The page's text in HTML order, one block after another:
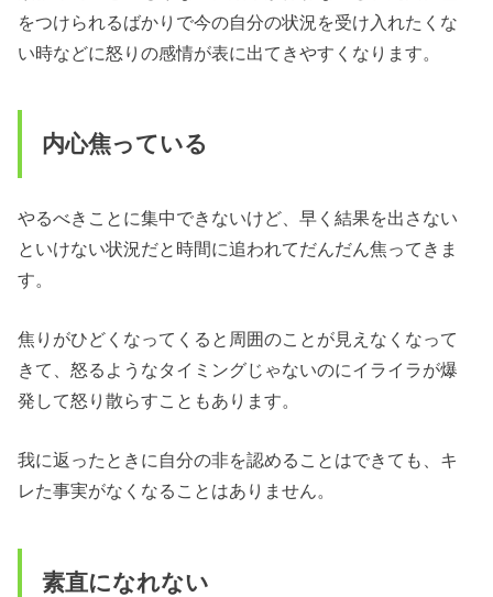
をつけられるばかりで今の自分の状況を受け入れたくな
い時などに怒りの感情が表に出てきやすくなります。
内心焦っている
やるべきことに集中できないけど、早く結果を出さない
といけない状況だと時間に追われてだんだん焦ってきま
す。
焦りがひどくなってくると周囲のことが見えなくなって
きて、怒るようなタイミングじゃないのにイライラが爆
発して怒り散らすこともあります。
我に返ったときに自分の非を認めることはできても、キ
レた事実がなくなることはありません。
素直になれない